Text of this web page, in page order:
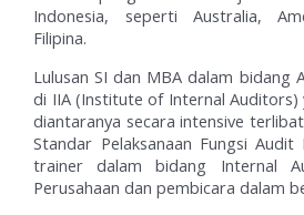
Indonesia, seperti Australia,
Filipina.
Lulusan SI dan MBA dalam bidang
di IIA (Institute of Internal Auditors)
diantaranya secara intensive
Standar Pelaksanaan Fungsi
trainer dalam bidang Internal
Perusahaan dan pembicara dalam